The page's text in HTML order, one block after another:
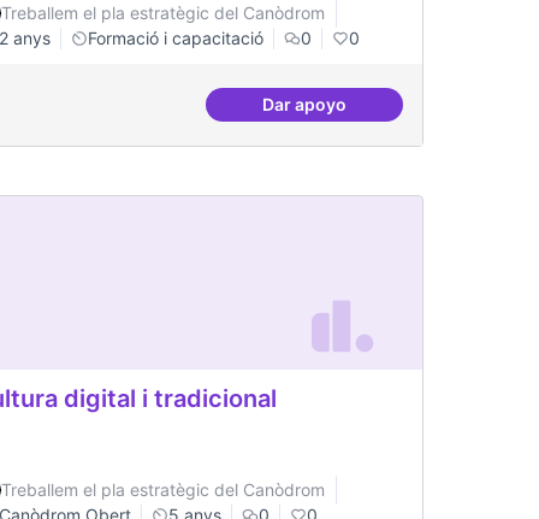
Treballem el pla estratègic del Canòdrom
2 anys
Formació i capacitació 0 0
Dar apoyoCursos de podcast i twitch
digital i tradicional
Treballem el pla estratègic del Canòdrom